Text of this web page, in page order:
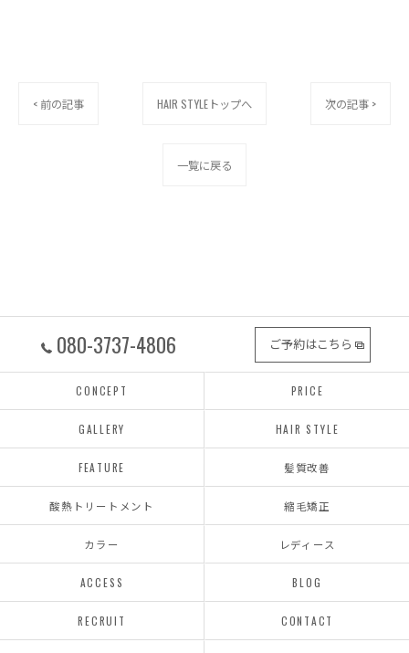
< 前の記事 HAIR STYLEトップへ 次の記事 >
一覧に戻る
080-3737-4806 ご予約はこちら
CONCEPT PRICE
GALLERY HAIR STYLE
FEATURE 髪質改善
酸熱トリートメント 縮毛矯正
カラー レディース
ACCESS BLOG
RECRUIT CONTACT